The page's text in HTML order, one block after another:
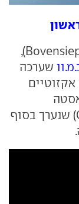
תכירו את בוונסיפן (Bovensiepen),
שערכה
(Concorso d'Eleganza Villa d'Este) שנערך בסוף